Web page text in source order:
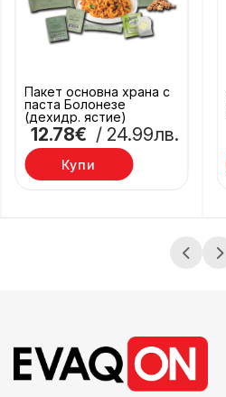
12.78€ / 24.99лв.
Пакет основна храна с
паста Болонезe
(дехидр. ястие)
Купи